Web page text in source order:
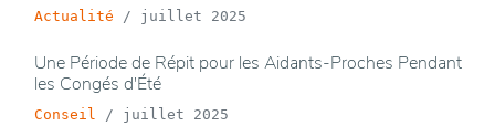
Actualité / juillet 2025
Une Période de Répit pour les Aidants-Proches Pendant
les Congés d'Été
Conseil / juillet 2025